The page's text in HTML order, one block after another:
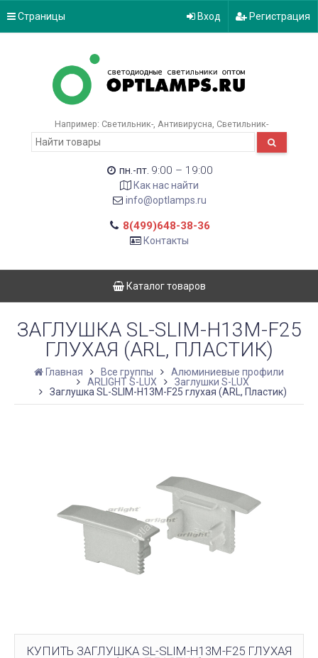
Страницы Вход Регистрация
Например: Светильник- Антивирусна Светильник-
пн.-пт. 9:00 – 19:00
Как нас найти
info@optlamps.ru
8(499)648-38-36
Контакты
Каталог товаров
ЗАГЛУШКА SL-SLIM-H13M-F25
ГЛУХАЯ (ARL, ПЛАСТИК)
Главная Все группы
Алюминиевые профили
ARLIGHT S-LUX
Заглушки S-LUX
Заглушка SL-SLIM-H13M-F25 глухая (ARL, Пластик)
КУПИТЬ ЗАГЛУШКА SL-SLIM-H13M-F25 ГЛУХАЯ